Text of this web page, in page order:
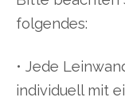
folgendes:
• Jede
individuell mit